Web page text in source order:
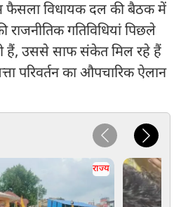
फैसला विधायक दल की बैठक में
राजनीतिक गतिविधियां पिछले
हैं, उससे साफ संकेत मिल रहे हैं
परिवर्तन का औपचारिक ऐलान
राज्य